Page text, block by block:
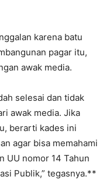
karena batu
pagar itu,
awak media.
selesai dan tidak
awak media. Jika
berarti kades ini
agar bisa memahami
UU nomor 14 Tahun
Publik,” tegasnya.**